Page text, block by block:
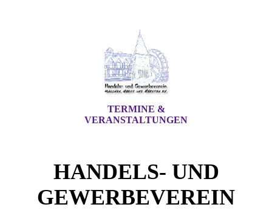
TERMINE &
VERANSTALTUNGEN
HANDELS- UND
GEWERBEVEREIN